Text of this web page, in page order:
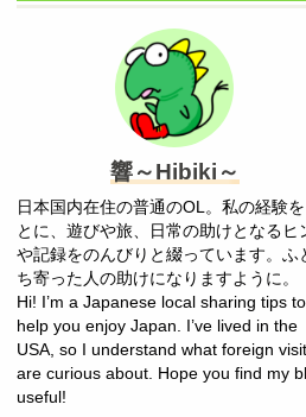
響～Hibiki～
日本国内在住の普通のOL。私の経験を
とに、遊びや旅、日常の助けとなるヒ
や記録をのんびりと綴っています。ふ
ち寄った人の助けになりますように。
Hi! I’m a Japanese local sharing tips to
help you enjoy Japan. I’ve lived in the
USA, so I understand what foreign
are curious about. Hope you find my
useful!